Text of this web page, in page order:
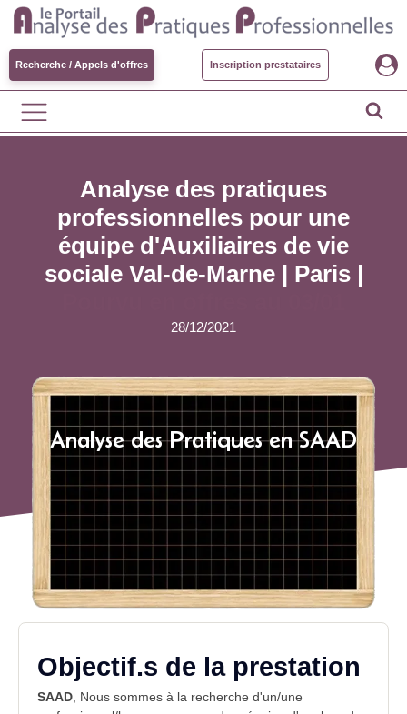
Recherche / Appels d'offres Inscription prestataires
Analyse des pratiques
professionnelles pour une
équipe d'Auxiliaires de vie
sociale Val-de-Marne | Paris |
28/12/2021
Analyse des Pratiques en SAAD
Objectif.s de la prestation
SAAD , Nous sommes à la recherche d'un/une